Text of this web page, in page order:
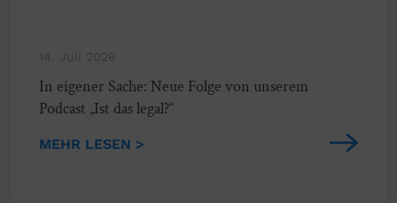
14. Juli 2026
In eigener Sache: Neue Folge von unserem
Podcast „Ist das legal?“
MEHR LESEN >